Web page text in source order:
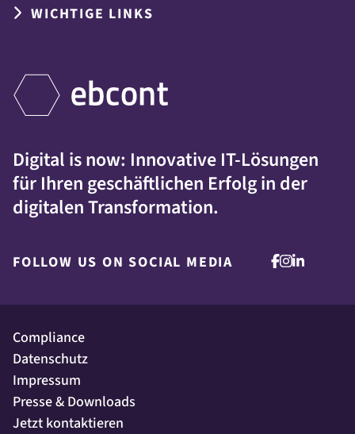
WICHTIGE LINKS
Digital is now: Innovative IT-Lösungen
für Ihren geschäftlichen Erfolg in der
digitalen Transformation.
FOLLOW US ON SOCIAL MEDIA
Compliance
Datenschutz
Impressum
Presse & Downloads
Jetzt kontaktieren